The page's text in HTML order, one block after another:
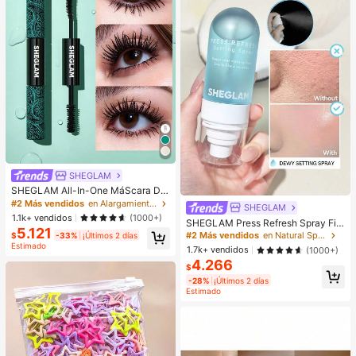
SHEGLAM
SHEGLAM All-In-One MáScara De
Volumen Y Longitud PestañAs Marc
a De Belleza CosméTica Maquillaje
Para Mujeres Y NiñAs
#2 Más vendidos
en Alargamiento Máscaras de pestañas
1.1k+ vendidos
(1000+)
$5.121 -33% ¡Últimos 2 días
Estimado
SHEGLAM
SHEGLAM Press Refresh Spray Fija
dor Marca De Belleza CosméTica
Maquillaje Para Mujeres Y NiñAs
#2 Más vendidos
en Natural Spray fijador
1.7k+ vendidos
(1000+)
$4.266
-28% ¡Últimos 2 días
Estimado